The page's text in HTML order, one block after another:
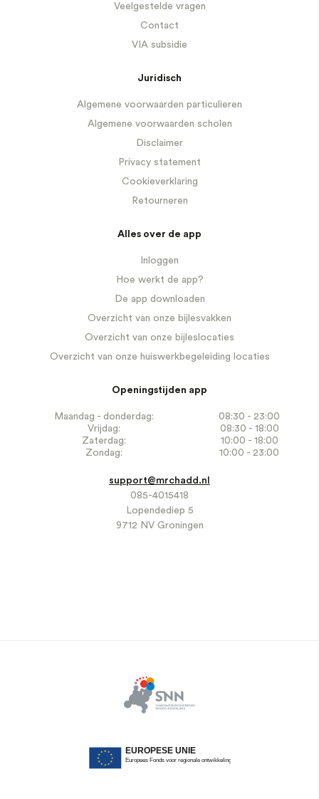
Veelgestelde vragen
Contact
VIA subsidie
Juridisch
Algemene voorwaarden particulieren
Algemene voorwaarden scholen
Disclaimer
Privacy statement
Cookieverklaring
Retourneren
Alles over de app
Inloggen
Hoe werkt de app?
De app downloaden
Overzicht van onze bijlesvakken
Overzicht van onze bijleslocaties
Overzicht van onze huiswerkbegeleiding locaties
Openingstijden app
Maandag - donderdag:
08:30 - 23:00
Vrijdag:
08:30 - 18:00
Zaterdag:
10:00 - 18:00
Zondag:
10:00 - 23:00
support@mrchadd.nl
085-4015418
Lopendediep 5
9712 NV Groningen